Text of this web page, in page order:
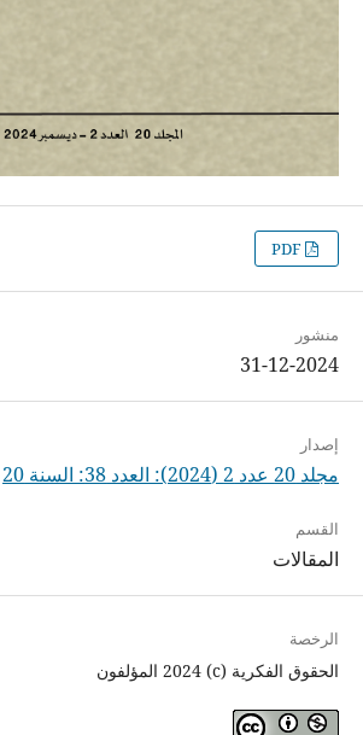
منشور
31-12-2024
إصدار
مجلد 20 عدد 2 (2024): العدد 38: السنة 20
القسم
المقالات
الرخصة
الحقوق الفكرية (c) 2024 المؤلفون